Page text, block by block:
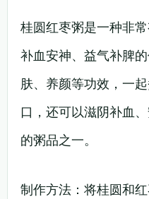
桂圆红枣粥是一种非
补血安神、益气补脾
肤、养颜等功效，一
口，还可以滋阴补血
的粥品之一。
制作方法：将桂圆和